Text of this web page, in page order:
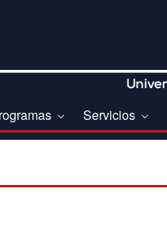
Servicios